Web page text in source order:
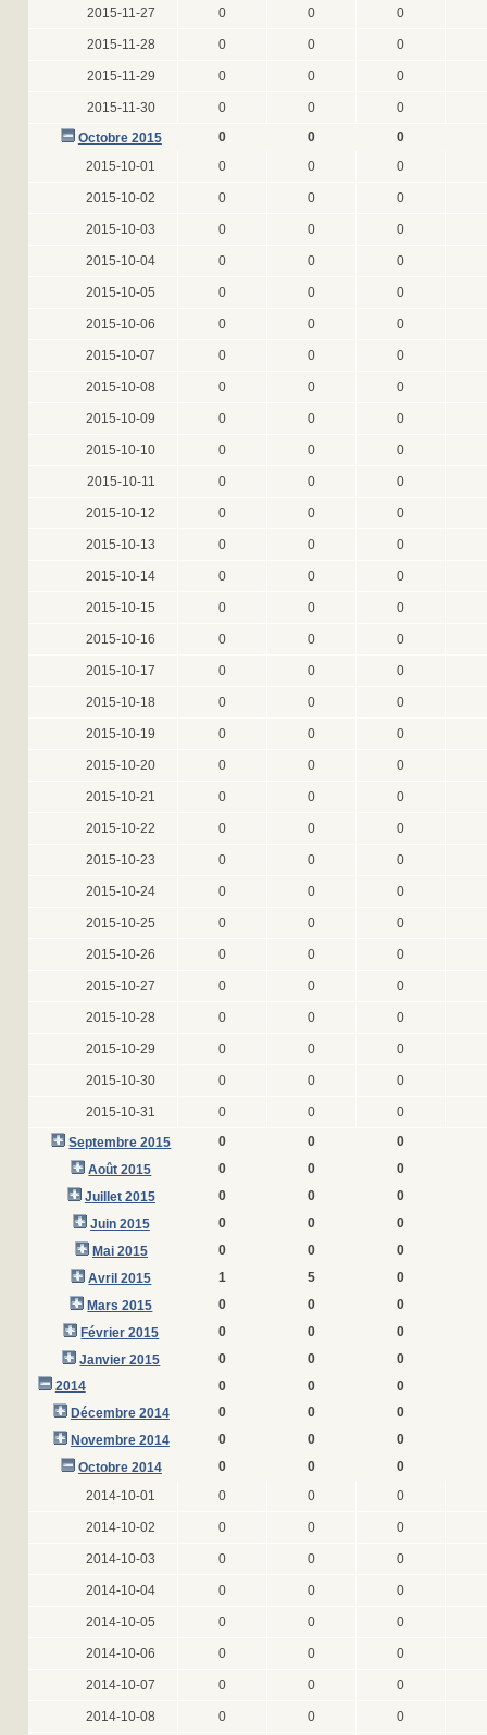
2015-11-27 0 0 0
2015-11-28 0 0 0
2015-11-29 0 0 0
2015-11-30 0 0
0
Octobre 2015
0 0
0
2015-10-01
0 0 0
2015-10-02 0 0 0
2015-10-03 0 0 0
2015-10-04 0 0 0
2015-10-05 0 0 0
2015-10-06 0 0 0
2015-10-07 0 0 0
2015-10-08 0 0 0
2015-10-09 0 0 0
2015-10-10 0 0 0
2015-10-11 0 0 0
2015-10-12 0 0 0
2015-10-13 0 0 0
2015-10-14 0 0 0
2015-10-15 0 0 0
2015-10-16 0 0 0
2015-10-17 0 0 0
2015-10-18 0 0 0
2015-10-19 0 0 0
2015-10-20 0 0 0
2015-10-21 0 0 0
2015-10-22 0 0 0
2015-10-23 0 0 0
2015-10-24 0 0 0
2015-10-25 0 0 0
2015-10-26 0 0 0
2015-10-27 0 0 0
2015-10-28 0 0 0
2015-10-29 0 0 0
2015-10-30 0 0 0
2015-10-31 0 0
0
Septembre 2015
0 0
0
Août 2015
0 0
0
Juillet 2015
0 0
0
Juin 2015
0 0
0
Mai 2015
0 0
0
Avril 2015
1 5
0
Mars 2015
0 0
0
Février 2015
0 0
0
Janvier 2015
0 0
0
2014
0 0
0
Décembre 2014
0 0
0
Novembre 2014
0 0
0
Octobre 2014
0 0
0
2014-10-01
0 0 0
2014-10-02 0 0 0
2014-10-03 0 0 0
2014-10-04 0 0 0
2014-10-05 0 0 0
2014-10-06 0 0 0
2014-10-07 0 0 0
2014-10-08 0 0 0